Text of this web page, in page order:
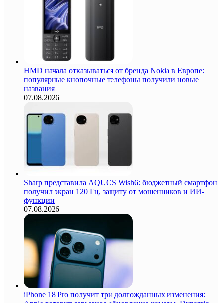
HMD начала отказываться от бренда Nokia в Европе:
популярные кнопочные телефоны получили новые
названия
07.08.2026
Sharp представила AQUOS Wish6: бюджетный смартфон
получил экран 120 Гц, защиту от мошенников и ИИ-
функции
07.08.2026
iPhone 18 Pro получит три долгожданных изменения: